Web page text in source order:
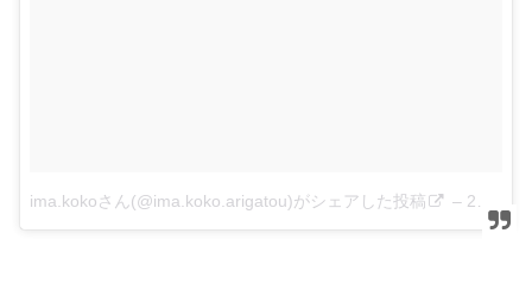
ima.kokoさん(@ima.koko.arigatou)がシェアした投稿 – 2016年12月月22日午前3時30分PST